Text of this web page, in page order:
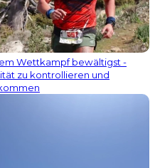
Wettkampf bewältigst -
zu kontrollieren und